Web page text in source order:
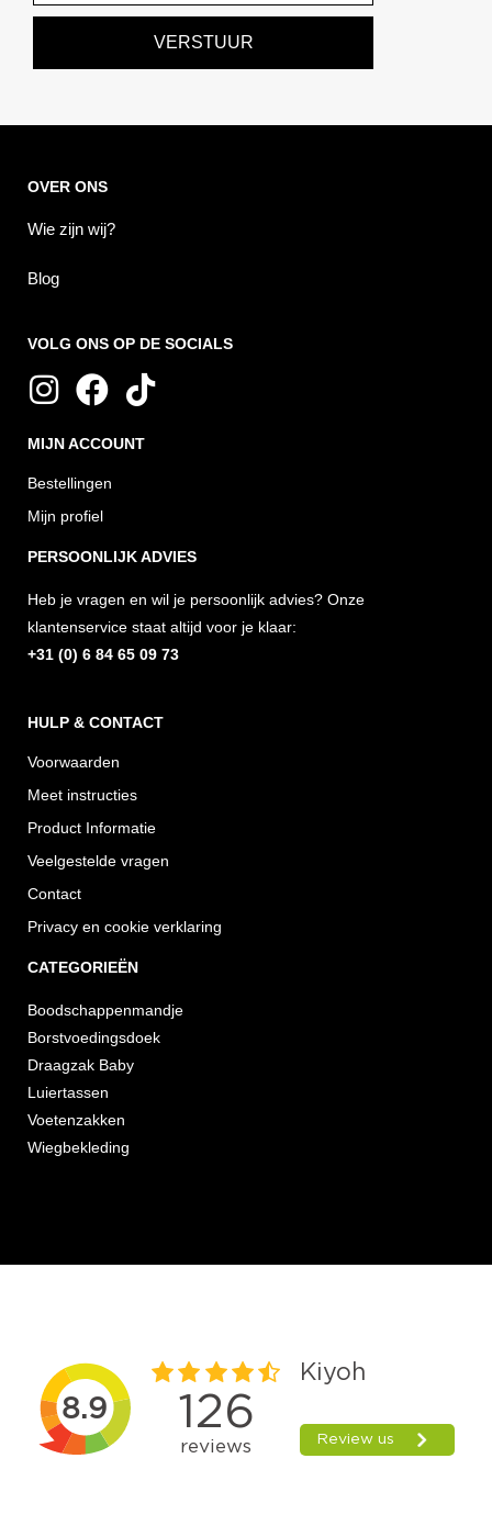
VERSTUUR
OVER ONS
Wie zijn wij?
Blog
VOLG ONS OP DE SOCIALS
I
s
t
a
g
r
a
m
F
c
e
b
o
k
T
k
k
MIJN ACCOUNT
Bestellingen
Mijn profiel
PERSOONLIJK ADVIES
Heb je vragen en wil je persoonlijk advies? Onze
klantenservice staat altijd voor je klaar:
+31 (0) 6 84 65 09 73
HULP & CONTACT
Voorwaarden
Meet instructies
Product Informatie
Veelgestelde vragen
Contact
Privacy en cookie verklaring
CATEGORIEËN
Boodschappenmandje
Borstvoedingsdoek
Draagzak Baby
Luiertassen
Voetenzakken
Wiegbekleding